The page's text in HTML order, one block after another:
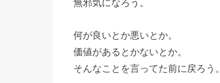
無邪気になろう。
何が良いとか悪いとか。
価値があるとかないとか。
そんなことを言ってた前に戻ろう。